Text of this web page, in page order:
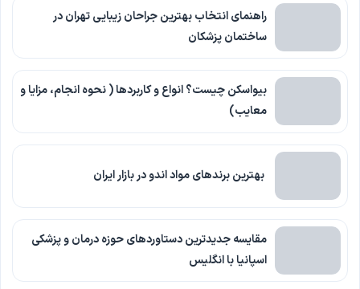
راهنمای انتخاب بهترین جراحان زیبایی تهران در
ساختمان پزشکان
بیواسکن چیست؟ انواع و کاربردها ( نحوه انجام، مزایا و
معایب)
بهترین برندهای مواد اندو در بازار ایران
مقایسه جدیدترین دستاوردهای حوزه درمان و پزشکی
اسپانیا با انگلیس